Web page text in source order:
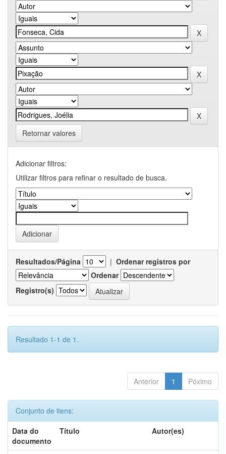
Retornar valores
Adicionar filtros:
Utilizar filtros para refinar o resultado de busca.
Resultados/Página | Ordenar registros por
Ordenar
Registro(s)
Resultado 1-1 de 1.
Anterior 1 Póximo
Conjunto de itens:
Data do
documento
Título Autor(es)